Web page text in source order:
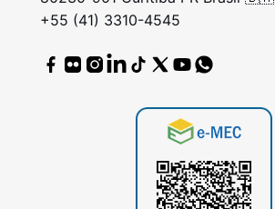
+55 (41) 3310-4545